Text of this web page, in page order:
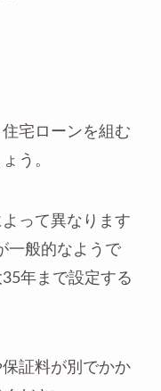
宅ローンを組む
う。
って異なります
一般的なようで
年まで設定する
証料が別でかか